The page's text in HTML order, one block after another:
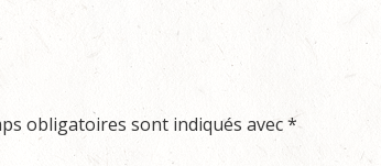
obligatoires sont indiqués avec*